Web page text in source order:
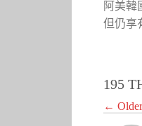
阿美韓
但仍享
195
←